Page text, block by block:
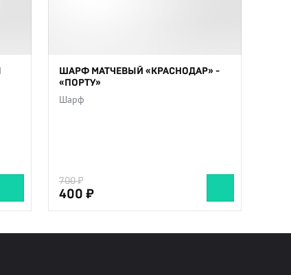
ШАРФ МАТЧЕВЫЙ «КРАСНОДАР» -
«ПОРТУ»
Шарф
700
400